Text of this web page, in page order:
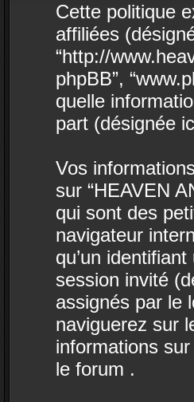
Cette politique
affiliées
“http://
phpBB”,
quelle
part (désignée
Vos
sur “HEAVEN
qui sont des
navigateur
qu’un
session invité
assignés par le
naviguerez sur
informations
le forum .